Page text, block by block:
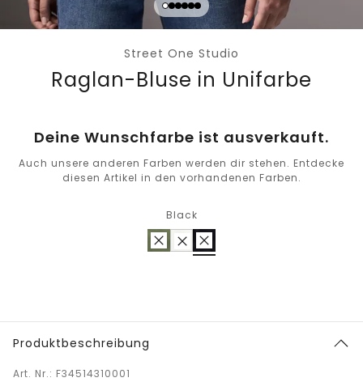
Street One Studio
Raglan-Bluse in Unifarbe
Deine Wunschfarbe ist ausverkauft.
Auch unsere anderen Farben werden dir stehen. Entdecke
diesen Artikel in den vorhandenen Farben.
Black
Produktbeschreibung
Art. Nr.: F34514310001